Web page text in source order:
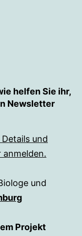
helfen Sie ihr,
Newsletter
und
und
Projekt